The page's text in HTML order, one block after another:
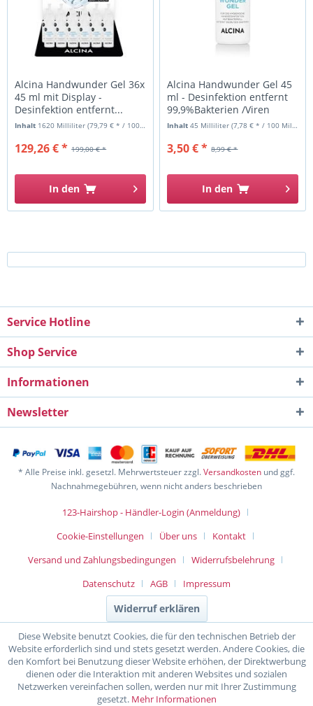
Alcina Handwunder Gel 36x
45 ml mit Display -
Desinfektion entfernt...
Inhalt 1620 Milliliter(79,79 € * / 1000 Milliliter)
199,00 € *
129,26 € *
In den
Alcina Handwunder Gel 45
ml - Desinfektion entfernt
99,9%Bakterien /Viren
Inhalt45 Milliliter(7,78 € * / 100 Milliliter)
8,99 € *
3,50 € *
In den
Service Hotline
Shop Service
Informationen
Newsletter
* Alle Preise inkl. gesetzl. Mehrwertsteuer zzgl.Versandkosten und ggf.
Nachnahmegebühren, wenn nicht anders beschrieben
123-Hairshop - Händler-Login (Anmeldung)
Cookie-Einstellungen
Über uns
Kontakt
Versand und Zahlungsbedingungen
Widerrufsbelehrung
Datenschutz
AGB Impressum
Widerruf erklären
Diese Website benutzt Cookies, die für den technischen Betrieb der
Website erforderlich sind und stets gesetzt werden. Andere Cookies, die
den Komfort bei Benutzung dieser Website erhöhen, der Direktwerbung
dienen oder die Interaktion mit anderen Websites und sozialen
Netzwerken vereinfachen sollen, werden nur mit Ihrer Zustimmung
gesetzt. Mehr Informationen